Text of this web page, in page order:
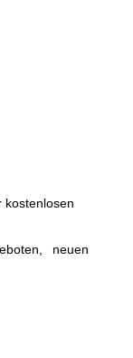
kostenlosen
neuen